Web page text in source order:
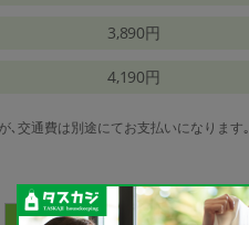
3,890円
4,190円
､交通費は別途にてお支払いになります｡